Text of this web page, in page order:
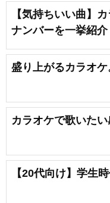
【気持ちいい曲】
ナンバーを一挙紹介
盛り上がるカラオケ
カラオケで歌いた
【20代向け】学生